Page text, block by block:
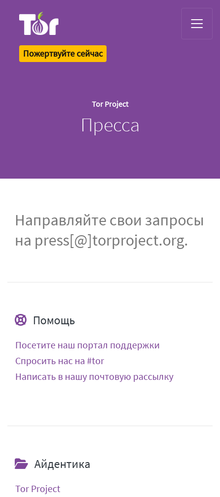
Пожертвуйте сейчас
Tor Project
Пресса
Направляйте свои запросы
на press[@]torproject.org.
Помощь
Посетите наш портал поддержки
Спросить нас на #tor
Написать в нашу почтовую рассылку
Айдентика
Tor Project